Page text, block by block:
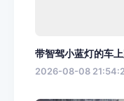
带智驾小蓝灯的车
2026-08-08